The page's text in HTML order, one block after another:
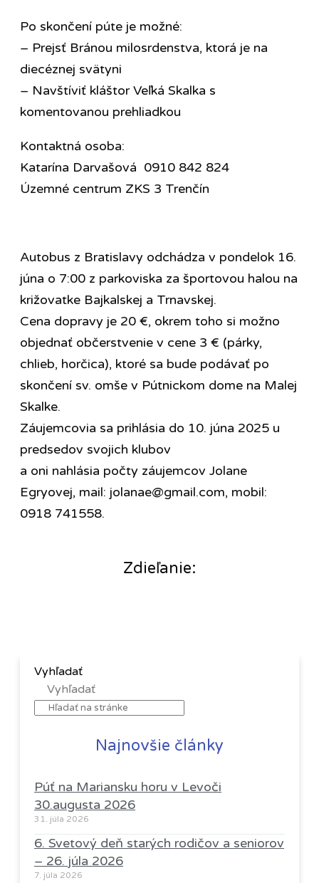
Po skončení púte je možné:
– Prejsť Bránou milosrdenstva, ktorá je na
diecéznej svätyni
– Navštíviť kláštor Veľká Skalka s
komentovanou prehliadkou
Kontaktná osoba:
Katarína Darvašová 0910 842 824
Územné centrum ZKS 3 Trenčín
Autobus z Bratislavy odchádza v pondelok 16.
júna o 7:00 z parkoviska za športovou halou na
križovatke Bajkalskej a Trnavskej.
Cena dopravy je 20 €, okrem toho si možno
objednať občerstvenie v cene 3 € (párky,
chlieb, horčica), ktoré sa bude podávať po
skončení sv. omše v Pútnickom dome na Malej
Skalke.
Záujemcovia sa prihlásia do 10. júna 2025 u
predsedov svojich klubov
a oni nahlásia počty záujemcov Jolane
Egryovej, mail: jolanae@gmail.com, mobil:
0918 741558.
Zdieľanie:
Vyhľadať
Vyhľadať
Najnovšie články
Púť na Mariansku horu v Levoči
30.augusta 2026
31. júla 2026
6. Svetový deň starých rodičov a seniorov
– 26. júla 2026
7. júla 2026